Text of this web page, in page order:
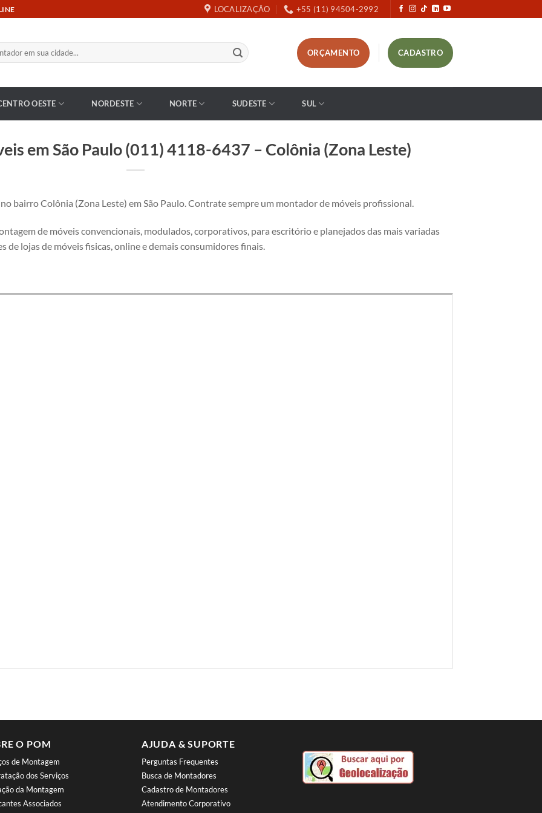
LOCALIZAÇÃO +55 (11) 94504-2992
ORÇAMENTO CADASTRO
OESTE NORDESTE NORTE SUDESTE SUL
em São Paulo (011) 4118-6437 – Colônia (Zona Leste)
bairro Colônia (Zona Leste) em São Paulo. Contrate sempre um montador de móveis profissional.
de móveis convencionais, modulados, corporativos, para escritório e planejados das mais variadas
de lojas de móveis fisicas, online e demais consumidores finais.
O POM
de Montagem
dos Serviços
da Montagem
Associados
AJUDA & SUPORTE
Perguntas Frequentes
Busca de Montadores
Cadastro de Montadores
Atendimento Corporativo